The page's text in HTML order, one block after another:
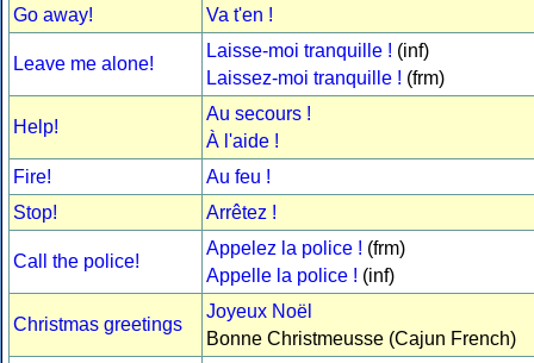
Go away! Va t'en !
Leave me alone!
Laisse-moi tranquille ! (inf)
Laissez-moi tranquille ! (frm)
Help!
Au secours !
À l'aide !
Fire!
Au feu !
Stop!
Arrêtez !
Call the police!
Appelez la police ! (frm)
Appelle la police ! (inf)
Christmas greetings
Joyeux Noël
Bonne Christmeusse (Cajun French)